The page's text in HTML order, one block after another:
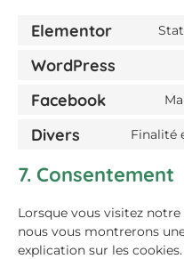
Elementor
WordPress
Facebook
Divers Finalité
7. Consentement
Lorsque vous visitez
nous vous montrerons
explication sur les